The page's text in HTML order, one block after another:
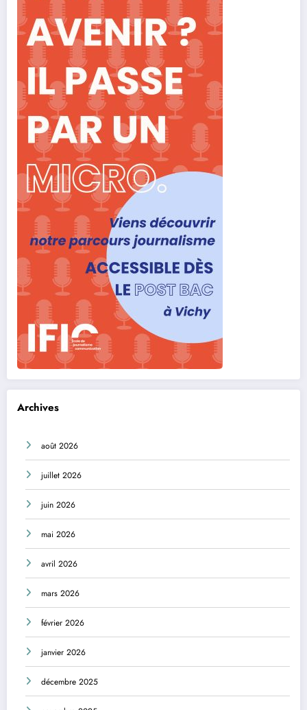
Archives
août 2026
juillet 2026
juin 2026
mai 2026
avril 2026
mars 2026
février 2026
janvier 2026
décembre 2025